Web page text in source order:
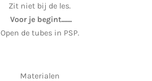
Zit niet bij de les.
Voor je begint.......
Open de tubes in PSP.
Materialen